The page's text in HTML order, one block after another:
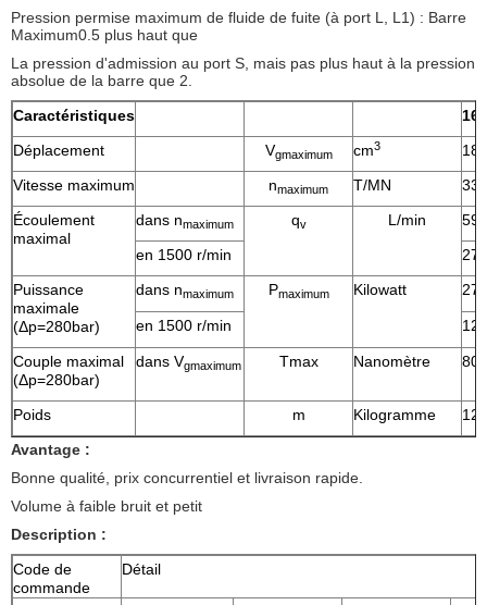
Pression permise maximum de fluide de fuite (à port L, L1) : Barre
Maximum0.5 plus haut que
La pression d'admission au port S, mais pas plus haut à la pression
absolue de la barre que 2.
Caractéristiques
Déplacement
Vgmaximum cm3
18
Vitesse maximum
nmaximum T/MN
Écoulement
maximal
dans nmaximum qv L/min
en 1500 r/min
27
Puissance
maximale
(Δp=280bar)
dans nmaximum Pmaximum Kilowatt
en 1500 r/min
Couple maximal
(Δp=280bar)
dans Vgmaximum Tmax Nanomètre
Poids m Kilogramme
12
Avantage :
Bonne qualité, prix concurrentiel et livraison rapide.
Volume à faible bruit et petit
Description :
Code de
commande
Détail